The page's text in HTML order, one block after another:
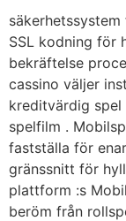
SSL kodning för
bekräftelse
cassino väljer
kreditvärdig
spelfilm .
fastställa för
gränssnitt för
plattform :s
beröm från